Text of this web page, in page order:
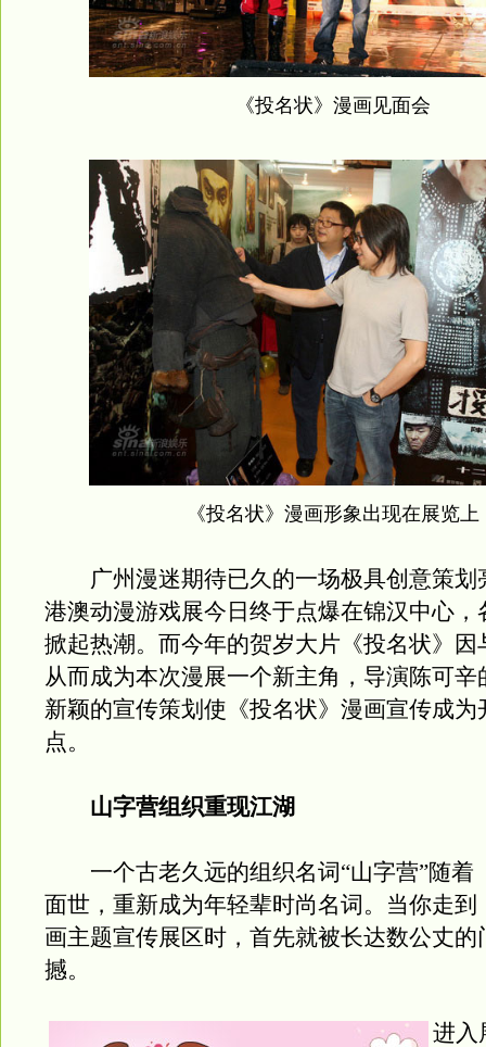
《投名状》漫画见面会
《投名状》漫画形象出现在展览上
广州漫迷期待已久的一场极具创意策划
港澳动漫游戏展今日终于点爆在锦汉中心，
掀起热潮。而今年的贺岁大片《投名状》因
从而成为本次漫展一个新主角，导演陈可辛
新颖的宣传策划使《投名状》漫画宣传成为
点。
山字营组织重现江湖
一个古老久远的组织名词“山字营”随着
面世，重新成为年轻辈时尚名词。当你走到
画主题宣传展区时，首先就被长达数公丈的
撼。
进入